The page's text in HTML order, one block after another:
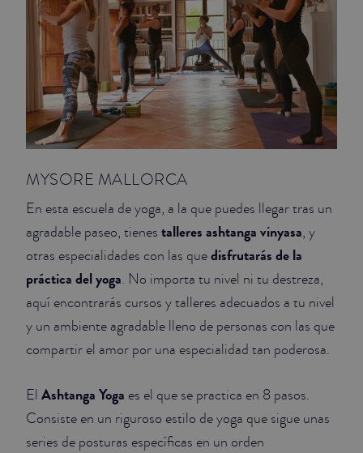
MYSORE MALLORCA
En esta escuela de yoga, a la que puedes llegar tras un
agradable paseo, tienes talleres ashtanga vinyasa, y
otras especialidades con las quedisfrutarás de la
práctica del yoga. No importa tu nivel ni tu destreza,
aquí encontrarás cursos y talleres adecuados a tu nivel
y un ambiente agradable lleno de personas con las que
compartir el amor por una especialidad tan poderosa.
El Ashtanga Yoga es el que se practica en 8 pasos.
Consiste en un riguroso estilo de yoga que sigue unas
series de posturas específicas en un orden